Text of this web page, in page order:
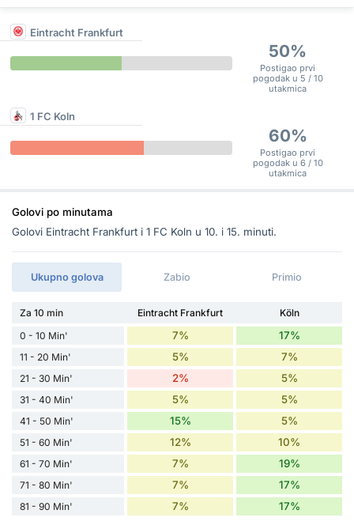
Eintracht Frankfurt
50%
Postigao prvi
pogodak u 5 / 10
utakmica
1 FC Koln
60%
Postigao prvi
pogodak u 6 / 10
utakmica
Golovi po minutama
Golovi Eintracht Frankfurt i 1 FC Koln u 10. i 15. minuti.
Ukupno golova Zabio Primio
Za 10 min Eintracht Frankfurt
Köln
0 - 10 Min'
7% 17%
11 - 20 Min' 5% 7%
21 - 30 Min' 2% 5%
31 - 40 Min' 5% 5%
41 - 50 Min' 15% 5%
51 - 60 Min' 12% 10%
61 - 70 Min' 7% 19%
71 - 80 Min' 7% 17%
81 - 90 Min' 7% 17%